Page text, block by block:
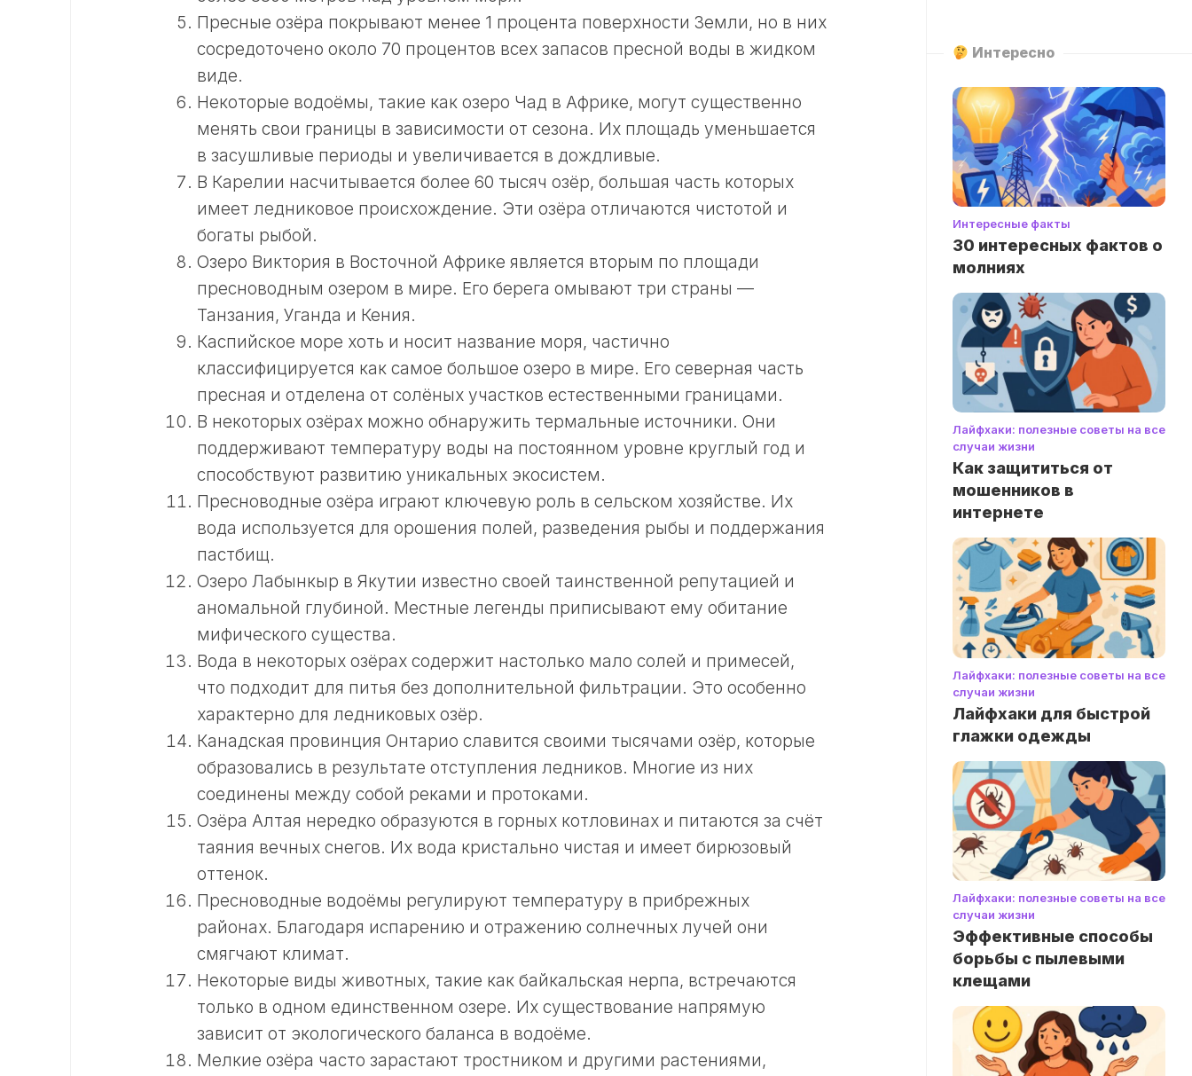
Пресные озёра покрывают менее 1 процента поверхности Земли, но в них
сосредоточено около 70 процентов всех запасов пресной воды в жидком
виде.
Некоторые водоёмы, такие как озеро Чад в Африке, могут существенно
менять свои границы в зависимости от сезона. Их площадь уменьшается
в засушливые периоды и увеличивается в дождливые.
В Карелии насчитывается более 60 тысяч озёр, большая часть которых
имеет ледниковое происхождение. Эти озёра отличаются чистотой и
богаты рыбой.
Озеро Виктория в Восточной Африке является вторым по площади
пресноводным озером в мире. Его берега омывают три страны —
Танзания, Уганда и Кения.
Каспийское море хоть и носит название моря, частично
классифицируется как самое большое озеро в мире. Его северная часть
пресная и отделена от солёных участков естественными границами.
В некоторых озёрах можно обнаружить термальные источники. Они
поддерживают температуру воды на постоянном уровне круглый год и
способствуют развитию уникальных экосистем.
Пресноводные озёра играют ключевую роль в сельском хозяйстве. Их
вода используется для орошения полей, разведения рыбы и поддержания
пастбищ.
Озеро Лабынкыр в Якутии известно своей таинственной репутацией и
аномальной глубиной. Местные легенды приписывают ему обитание
мифического существа.
Вода в некоторых озёрах содержит настолько мало солей и примесей,
что подходит для питья без дополнительной фильтрации. Это особенно
характерно для ледниковых озёр.
Канадская провинция Онтарио славится своими тысячами озёр, которые
образовались в результате отступления ледников. Многие из них
соединены между собой реками и протоками.
Озёра Алтая нередко образуются в горных котловинах и питаются за счёт
таяния вечных снегов. Их вода кристально чистая и имеет бирюзовый
оттенок.
Пресноводные водоёмы регулируют температуру в прибрежных
районах. Благодаря испарению и отражению солнечных лучей они
смягчают климат.
Некоторые виды животных, такие как байкальская нерпа, встречаются
только в одном единственном озере. Их существование напрямую
зависит от экологического баланса в водоёме.
Мелкие озёра часто зарастают тростником и другими растениями,
Интересно
Интересные факты
30 интересных фактов о
молниях
Лайфхаки: полезные советы на все
случаи жизни
Как защититься от
мошенников в
интернете
Лайфхаки: полезные советы на все
случаи жизни
Лайфхаки для быстрой
глажки одежды
Лайфхаки: полезные советы на все
случаи жизни
Эффективные способы
борьбы с пылевыми
клещами